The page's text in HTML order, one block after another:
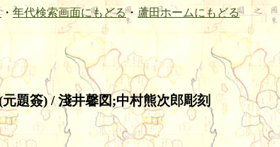
・ 年代検索画面にもどる・ 蘆田ホームにもどる
題簽) / 淺井馨図;中村熊次郎彫刻